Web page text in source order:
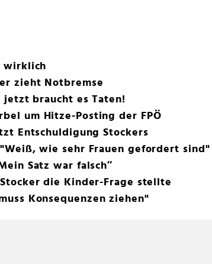
wirklich
zieht Notbremse
braucht es Taten!
um Hitze-Posting der FPÖ
Entschuldigung Stockers
wie sehr Frauen gefordert sind"
Satz war falsch“
die Kinder-Frage stellte
Konsequenzen ziehen"